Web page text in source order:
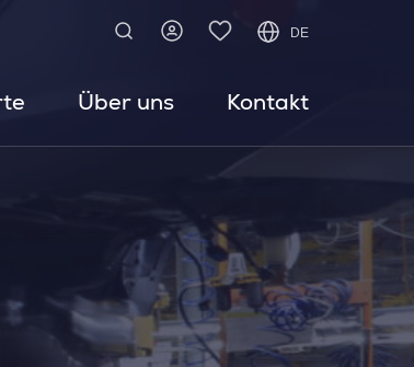
DE
Über uns Kontakt